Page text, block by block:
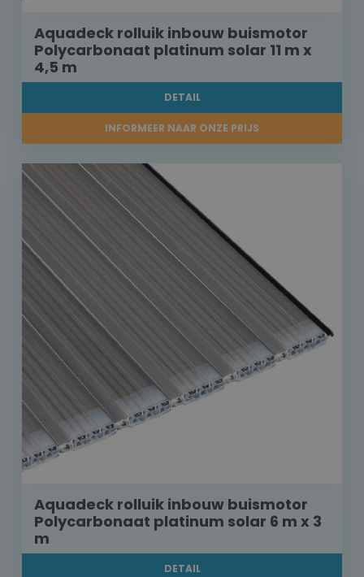
Aquadeck rolluik inbouw buismotor
Polycarbonaat platinum solar 11 m x
4,5 m
DETAIL
INFORMEER NAAR ONZE PRIJS
Aquadeck rolluik inbouw buismotor
Polycarbonaat platinum solar 6 m x 3
m
DETAIL